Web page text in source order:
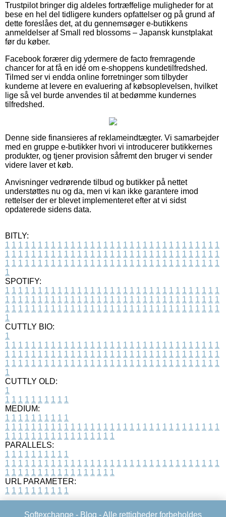
Trustpilot bringer dig aldeles fortræffelige muligheder for at
bese en hel del tidligere kunders opfattelser og på grund af
dette foreslåes det, at du gennemsøger e-butikkens
anmeldelser af Small red blossoms – Japansk kunstplakat
før du køber.
Facebook forærer dig ydermere de facto fremragende
chancer for at få en idé om e-shoppens kundetilfredshed.
Tilmed ser vi endda online forretninger som tilbyder
kunderne at levere en evaluering af købsoplevelsen, hvilket
lige så vel burde anvendes til at bedømme kundernes
tilfredshed.
Denne side finansieres af reklameindtægter. Vi samarbejder
med en gruppe e-butikker hvori vi introducerer butikkernes
produkter, og tjener provision såfremt den bruger vi sender
videre laver et køb.
Anvisninger vedrørende tilbud og butikker på nettet
understøttes nu og da, men vi kan ikke garantere imod
rettelser der er blevet implementeret efter at vi sidst
opdaterede sidens data.
BITLY:
1 1 1 1 1 1 1 1 1 1 1 1 1 1 1 1 1 1 1 1 1 1 1 1 1 1 1 1 1 1 1 1 1
1 1 1 1 1 1 1 1 1 1 1 1 1 1 1 1 1 1 1 1 1 1 1 1 1 1 1 1 1 1 1 1 1
1 1 1 1 1 1 1 1 1 1 1 1 1 1 1 1 1 1 1 1 1 1 1 1 1 1 1 1 1 1 1 1 1
1
SPOTIFY:
1 1 1 1 1 1 1 1 1 1 1 1 1 1 1 1 1 1 1 1 1 1 1 1 1 1 1 1 1 1 1 1 1
1 1 1 1 1 1 1 1 1 1 1 1 1 1 1 1 1 1 1 1 1 1 1 1 1 1 1 1 1 1 1 1 1
1 1 1 1 1 1 1 1 1 1 1 1 1 1 1 1 1 1 1 1 1 1 1 1 1 1 1 1 1 1 1 1 1
1
CUTTLY BIO:
1
1 1 1 1 1 1 1 1 1 1 1 1 1 1 1 1 1 1 1 1 1 1 1 1 1 1 1 1 1 1 1 1 1
1 1 1 1 1 1 1 1 1 1 1 1 1 1 1 1 1 1 1 1 1 1 1 1 1 1 1 1 1 1 1 1 1
1 1 1 1 1 1 1 1 1 1 1 1 1 1 1 1 1 1 1 1 1 1 1 1 1 1 1 1 1 1 1 1 1
1
CUTTLY OLD:
1
1 1 1 1 1 1 1 1 1 1
MEDIUM:
1 1 1 1 1 1 1 1 1 1
1 1 1 1 1 1 1 1 1 1 1 1 1 1 1 1 1 1 1 1 1 1 1 1 1 1 1 1 1 1 1 1 1
1 1 1 1 1 1 1 1 1 1 1 1 1 1 1 1 1
PARALLELS:
1 1 1 1 1 1 1 1 1 1
1 1 1 1 1 1 1 1 1 1 1 1 1 1 1 1 1 1 1 1 1 1 1 1 1 1 1 1 1 1 1 1 1
1 1 1 1 1 1 1 1 1 1 1 1 1 1 1 1 1
URL PARAMETER:
1 1 1 1 1 1 1 1 1 1
Softexchange - Blog - Alle rettigheder forbeholdes